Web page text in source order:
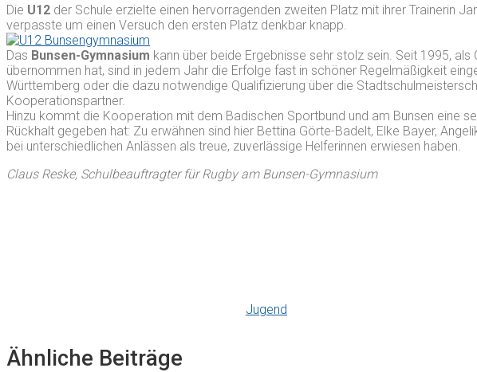
Die U12 der Schule erzielte einen hervorragenden zweiten Platz mit ihrer Trainerin
verpasste um einen Versuch den ersten Platz denkbar knapp.
Das Bunsen-Gymnasium kann über beide Ergebnisse sehr stolz sein. Seit 1995,
übernommen hat, sind in jedem Jahr die Erfolge fast in schöner Regelmäßigkeit
Württemberg oder die dazu notwendige Qualifizierung über die
Kooperationspartner.
Hinzu kommt die Kooperation mit dem Badischen Sportbund und am Bunsen eine
Rückhalt gegeben hat: Zu erwähnen sind hier Bettina Görte-Badelt, Elke Bayer,
bei unterschiedlichen Anlässen als treue, zuverlässige Helferinnen erwiesen haben.
Claus Reske, Schulbeauftragter für Rugby am Bunsen-Gymnasium
Jugend
Ähnliche Beiträge